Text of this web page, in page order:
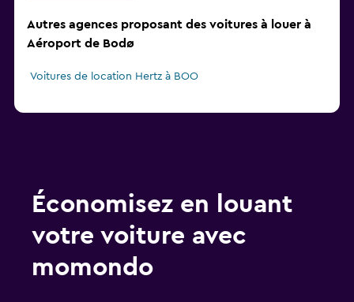
Autres agences proposant des voitures à louer à
Aéroport de Bodø
Voitures de location Hertz à BOO
Économisez en louant
votre voiture avec
momondo